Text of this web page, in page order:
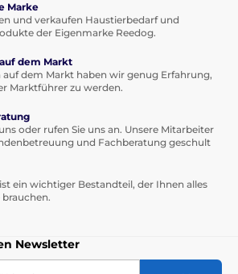
Marke
und verkaufen Haustierbedarf und
der Eigenmarke Reedog.
dem Markt
auf dem Markt haben wir genug Erfahrung,
Marktführer zu werden.
oder rufen Sie uns an. Unsere Mitarbeiter
und Fachberatung geschult
ein wichtiger Bestandteil, der Ihnen alles
brauchen.
Newsletter